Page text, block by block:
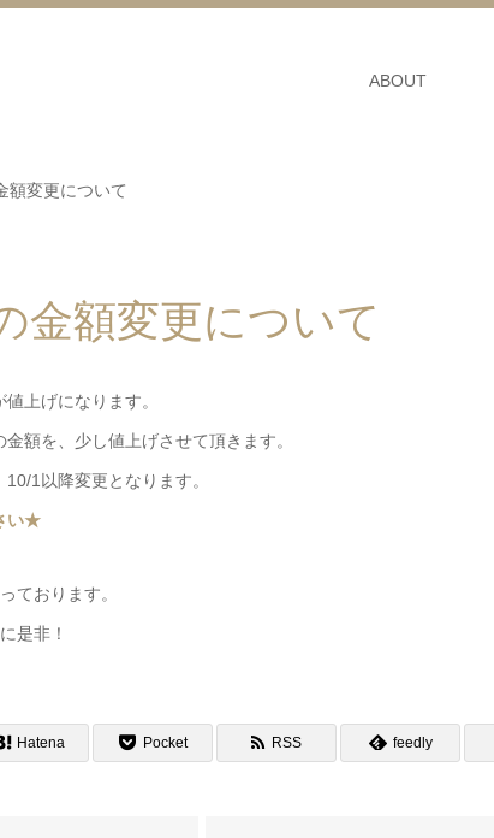
ABOUT
額変更について
金額変更について
上げになります。
額を、少し値上げさせて頂きます。
1以降変更となります。
い★
ております。
是非！
Hatena Pocket RSS feedly